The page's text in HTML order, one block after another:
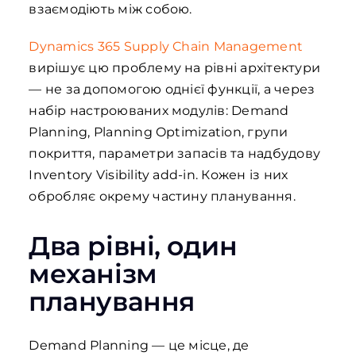
взаємодіють між собою.
Dynamics 365 Supply Chain Management
вирішує цю проблему на рівні архітектури
— не за допомогою однієї функції, а через
набір настроюваних модулів: Demand
Planning, Planning Optimization, групи
покриття, параметри запасів та надбудову
Inventory Visibility add-in. Кожен із них
обробляє окрему частину планування.
Два рівні, один
механізм
планування
Demand Planning — це місце, де